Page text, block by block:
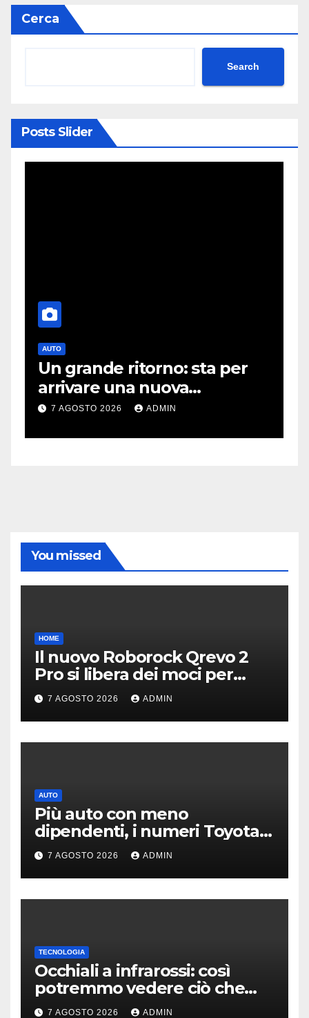
Cerca
Search
Posts Slider
AUTO
Un grande ritorno: sta per
arrivare una nuova
Mitsubishi Pajero
7 AGOSTO 2026 ADMIN
You missed
HOME
Il nuovo Roborock Qrevo 2
Pro si libera dei moci per
pulire i tappeti | PREZZO
7 AGOSTO 2026 ADMIN
AUTO
Più auto con meno
dipendenti, i numeri Toyota
che “scuotono” Volkswagen
7 AGOSTO 2026 ADMIN
TECNOLOGIA
Occhiali a infrarossi: così
potremmo vedere ciò che
oggi è invisibile
7 AGOSTO 2026 ADMIN